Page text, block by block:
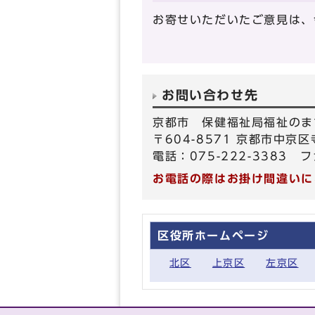
お寄せいただいたご意見は
お問い合わせ先
京都市 保健福祉局福祉のま
〒604-8571 京都市中京区
電話：075-222-3383 フ
お電話の際はお掛け間違い
区役所ホームページ
北区 上京区 左京区